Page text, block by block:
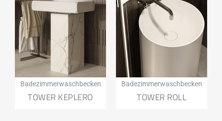
Badezimmerwaschbecken
TOWER KEPLERO
Badezimmerwaschbecken
TOWER ROLL